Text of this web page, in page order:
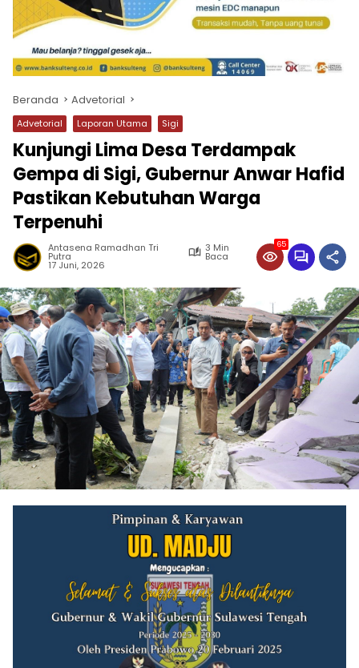
Beranda Advetorial
Advetorial Laporan Utama Sigi
Kunjungi Lima Desa Terdampak
Gempa di Sigi, Gubernur Anwar Hafid
Pastikan Kebutuhan Warga
Terpenuhi
Antasena Ramadhan Tri
Putra
3 Min
Baca
17 Juni, 2026
65